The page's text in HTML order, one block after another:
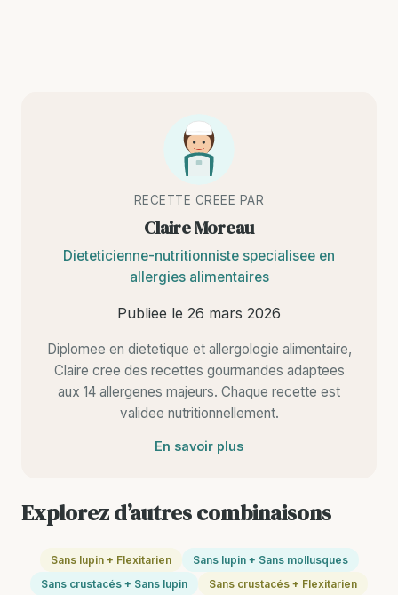
RECETTE CREEE PAR
Claire Moreau
Dieteticienne-nutritionniste specialisee en
allergies alimentaires
Publiee le 26 mars 2026
Diplomee en dietetique et allergologie alimentaire,
Claire cree des recettes gourmandes adaptees
aux 14 allergenes majeurs. Chaque recette est
validee nutritionnellement.
En savoir plus
Explorez d’autres combinaisons
Sans lupin + Flexitarien
Sans lupin + Sans mollusques
Sans crustacés + Sans lupin
Sans crustacés + Flexitarien